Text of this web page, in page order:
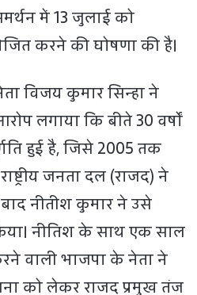
में 13 जुलाई को
करने की घोषणा की है।
विजय कुमार सिन्हा ने
लगाया कि बीते 30 वर्षों
हुई है, जिसे 2005 तक
जनता दल (राजद) ने
नीतीश कुमार ने उसे
नीतिश के साथ एक साल
वाली भाजपा के नेता ने
को लेकर राजद प्रमुख तंज